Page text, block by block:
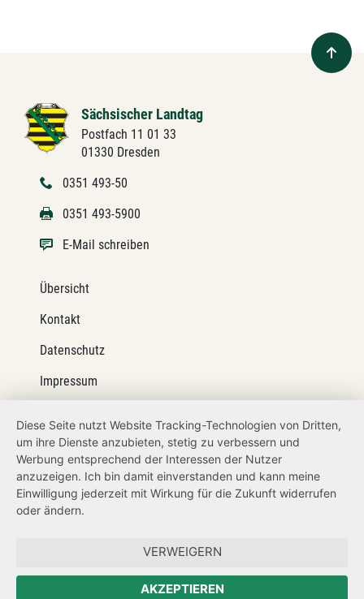
Sächsischer Landtag
Postfach 11 01 33
01330 Dresden
0351 493-50
0351 493-5900
E-Mail schreiben
Übersicht
Kontakt
Datenschutz
Impressum
Netiquette
Transparenzanspruch
Hinweisgeberschutz
Forum Mitteleuropa
Der Sächsische Integrationsbeauftragte
Diese Seite nutzt Website Tracking-Technologien von Dritten,
um ihre Dienste anzubieten, stetig zu verbessern und
Werbung entsprechend der Interessen der Nutzer
anzuzeigen. Ich bin damit einverstanden und kann meine
Einwilligung jederzeit mit Wirkung für die Zukunft widerrufen
oder ändern.
VERWEIGERN
AKZEPTIEREN